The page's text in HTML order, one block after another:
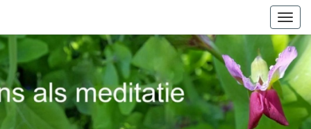
Al
Dansend
Op Weg